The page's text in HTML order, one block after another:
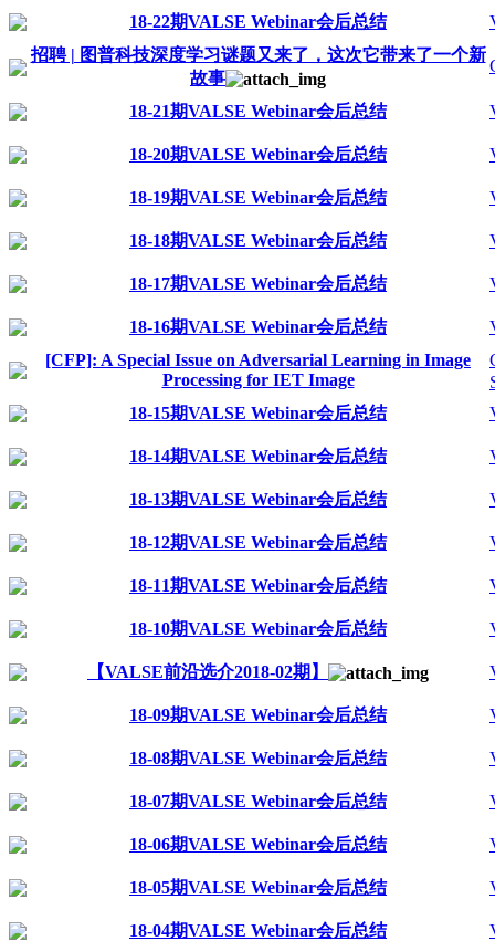
18-22期VALSE Webinar会后总结
招聘 | 图普科技深度学习谜题又来了，这次它带来了一个新
故事
18-21期VALSE Webinar会后总结
18-20期VALSE Webinar会后总结
18-19期VALSE Webinar会后总结
18-18期VALSE Webinar会后总结
18-17期VALSE Webinar会后总结
18-16期VALSE Webinar会后总结
[CFP]: A Special Issue on Adversarial Learning in Image
Processing for IET Image
18-15期VALSE Webinar会后总结
18-14期VALSE Webinar会后总结
18-13期VALSE Webinar会后总结
18-12期VALSE Webinar会后总结
18-11期VALSE Webinar会后总结
18-10期VALSE Webinar会后总结
【VALSE前沿选介2018-02期】
18-09期VALSE Webinar会后总结
18-08期VALSE Webinar会后总结
18-07期VALSE Webinar会后总结
18-06期VALSE Webinar会后总结
18-05期VALSE Webinar会后总结
18-04期VALSE Webinar会后总结